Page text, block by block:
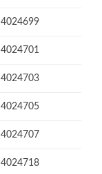
4024699
4024701
4024703
4024705
4024707
4024718